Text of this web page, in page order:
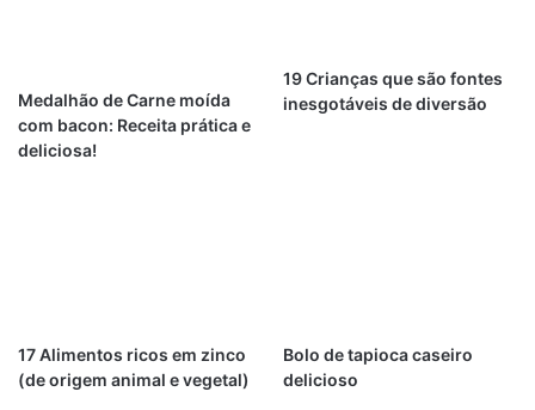
Medalhão de Carne moída
com bacon: Receita prática e
deliciosa!
19 Crianças que são fontes
inesgotáveis de diversão
17 Alimentos ricos em zinco
(de origem animal e vegetal)
Bolo de tapioca caseiro
delicioso